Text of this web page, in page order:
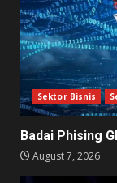
Sektor Bisnis
Badai Phising
August 7, 2026